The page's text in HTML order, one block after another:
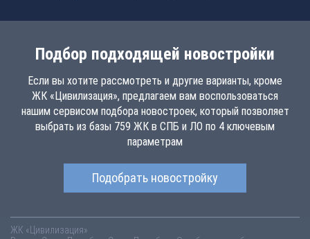
Подбор подходящей новостройки
Если вы хотите рассмотреть и другие варианты, кроме
ЖК «Цивилизация», предлагаем вам воспользоваться
нашим сервисом подбора новостроек, который позволяет
выбрать из базы 759 ЖК в СПБ и ЛО по 4 ключевым
параметрам
Подобрать новостройку
ЖК «Цивилизация»